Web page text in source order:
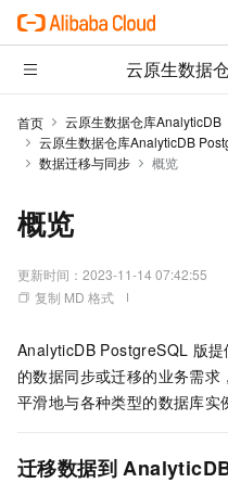
云原生数据
首页
云原生数据仓库AnalyticDB
云原生数据仓库AnalyticDB
数据迁移与同步
概览
概览
更新时间： 2023-11-14 07:42:55
复制 MD 格式
AnalyticDB PostgreSQL 版提
的数据同步或迁移的业务需求
平滑地与各种类型的数据库实
迁移数据到